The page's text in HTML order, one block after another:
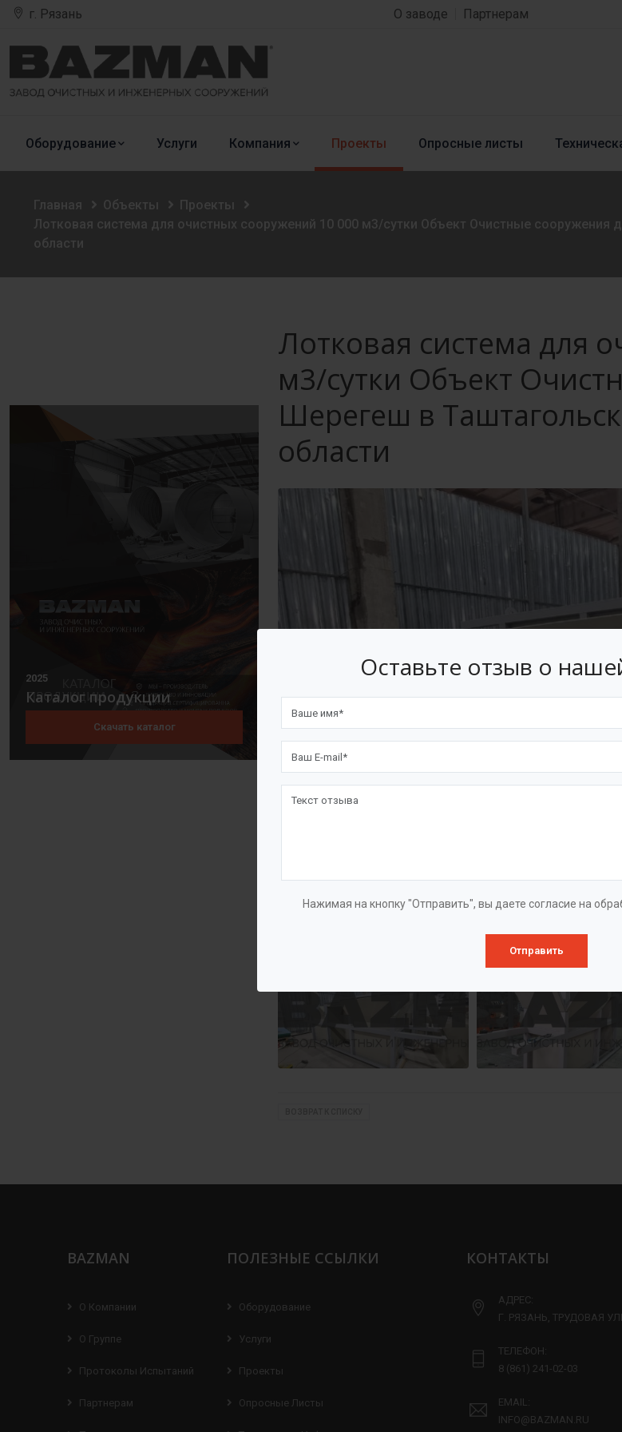
Оставьте отзыв о
Нажимая на кнопку "Отправить", вы даете согласие на
Отправить
г. Рязань О заводе Партнерам
Оборудование Услуги Компания Проекты Опросные листы
Главная Объекты
Проекты
Лотковая система для очистных сооружений 10 000 м3/сутки Объект Очистные
области
2025
Каталог продукции
Скачать каталог
Лотковая система для
м3/сутки Объект
Шерегеш в
области
BAZMAN
О Компании
О Группе
Протоколы Испытаний
Партнерам
ПОЛЕЗНЫЕ ССЫЛКИ
Оборудование
Услуги
Проекты
Опросные Листы
КОНТАКТЫ
АДРЕС:
Г. РЯЗАНЬ, ТРУДОВАЯ
ТЕЛЕФОН:
8 (861) 241-02-03
EMAIL:
INFO@BAZMAN.RU